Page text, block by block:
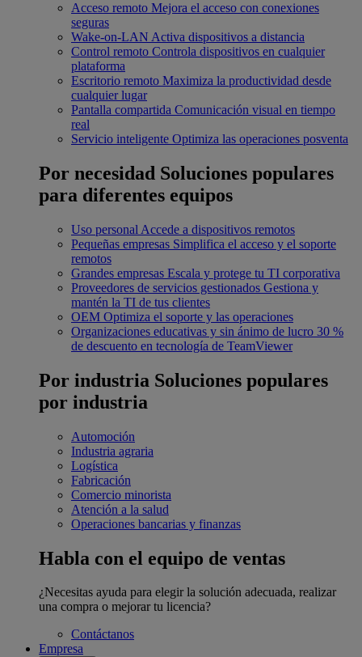
Acceso remoto Mejora el acceso con conexiones
seguras
Wake-on-LAN Activa dispositivos a distancia
Control remoto Controla dispositivos en cualquier
plataforma
Escritorio remoto Maximiza la productividad desde
cualquier lugar
Pantalla compartida Comunicación visual en tiempo
real
Servicio inteligente Optimiza las operaciones posventa
Por necesidad Soluciones populares
para diferentes equipos
Uso personal Accede a dispositivos remotos
Pequeñas empresas Simplifica el acceso y el soporte
remotos
Grandes empresas Escala y protege tu TI corporativa
Proveedores de servicios gestionados Gestiona y
mantén la TI de tus clientes
OEM Optimiza el soporte y las operaciones
Organizaciones educativas y sin ánimo de lucro 30 %
de descuento en tecnología de TeamViewer
Por industria Soluciones populares
por industria
Automoción
Industria agraria
Logística
Fabricación
Comercio minorista
Atención a la salud
Operaciones bancarias y finanzas
Habla con el equipo de ventas
¿Necesitas ayuda para elegir la solución adecuada, realizar
una compra o mejorar tu licencia?
Contáctanos
Empresa